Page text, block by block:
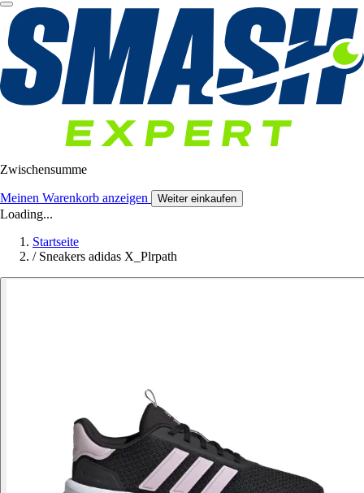
Zwischensumme
Meinen Warenkorb anzeigen Weiter einkaufen
Loading...
Startseite
/ Sneakers adidas X_Plrpath